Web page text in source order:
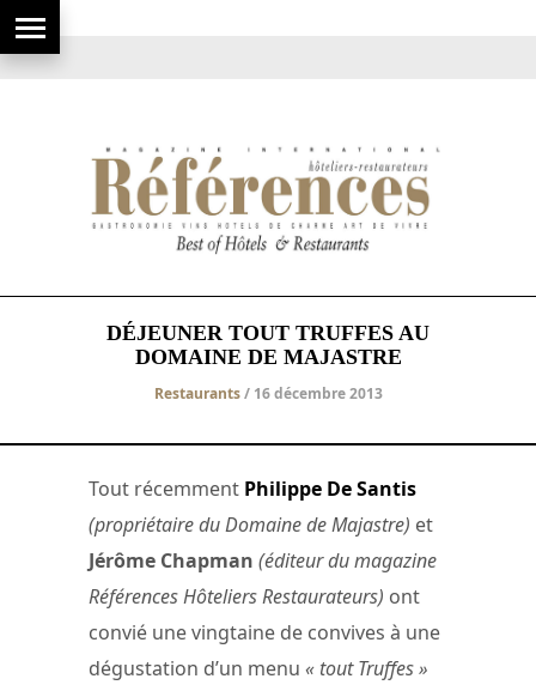
DÉJEUNER TOUT TRUFFES AU
DOMAINE DE MAJASTRE
Restaurants/ 16 décembre 2013
Tout récemment Philippe De Santis
(propriétaire du Domaine de Majastre) et
Jérôme Chapman (éditeur du magazine
Références Hôteliers Restaurateurs) ont
convié une vingtaine de convives à une
dégustation d’un menu « tout Truffes »